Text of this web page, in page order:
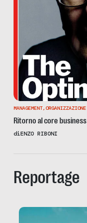
MANAGEMENT,ORGANIZZAZIONE
Ritorno al core business
diENZO RIBONI
Reportage